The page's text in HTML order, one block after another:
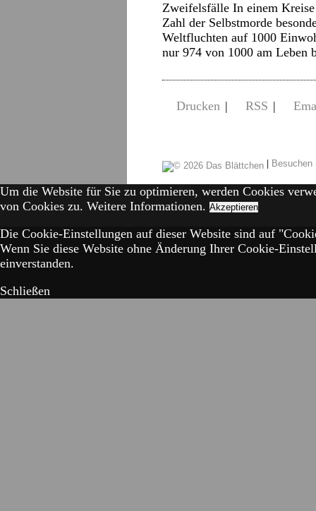
Zweifelsfälle In einem Kreise
Zahl der Selbstmorde
Weltfluchten auf 1000
nur 974 von 1000 am
Drucken | RSS |
|
Um die Website für Sie zu optimieren, werden Cookies
von Cookies zu. Weitere Informationen. Akzeptieren
Die Cookie-Einstellungen auf dieser Website sind auf
Wenn Sie diese Website ohne Änderung Ihrer Cookie-
einverstanden.
Schließen